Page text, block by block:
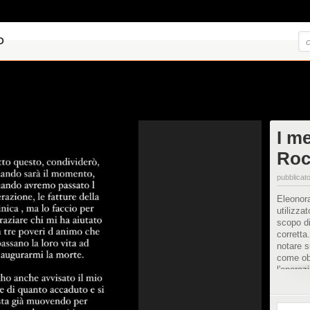
I
scopo
notare
come
attiva
chiusa